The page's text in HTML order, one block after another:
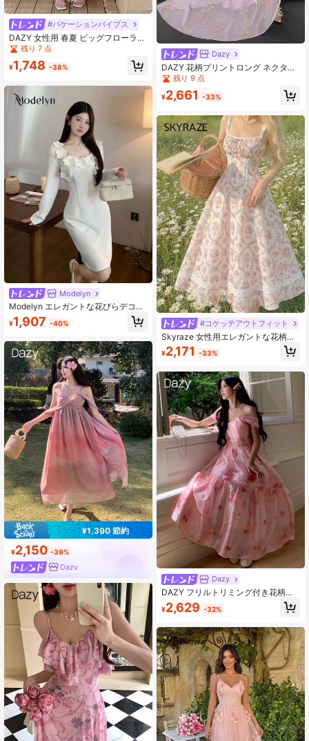
#バケーションバイブス
DAZY 女性用 春夏 ビッグフローラル
プリント スパゲッティストラップ ミ
ドル丈ドレス クルーズ用レディース
アウトフィット、フリル ボヘミアン
ース
残り 7 点
¥1,748 -38%
Modelyn
Modelyn エレガントな花びらデコレ
ーション フィットストレートドレス
¥1,907 -40%
¥1,390 節約
¥2,150 -39%
Dazy
Dazy
DAZY 花柄プリントロング ネクタイ
付きミディアムドレス レディース ク
ルーズウェア
残り 9 点
¥2,661 -33%
#コケッテアウトフィット
Skyraze 女性用エレガントな花柄ミ
ドル丈ドレス、夏用
¥2,171 -33%
Dazy
DAZY フリルトリミング付き花柄オ
フショルダーマキシドレス
¥2,629 -32%